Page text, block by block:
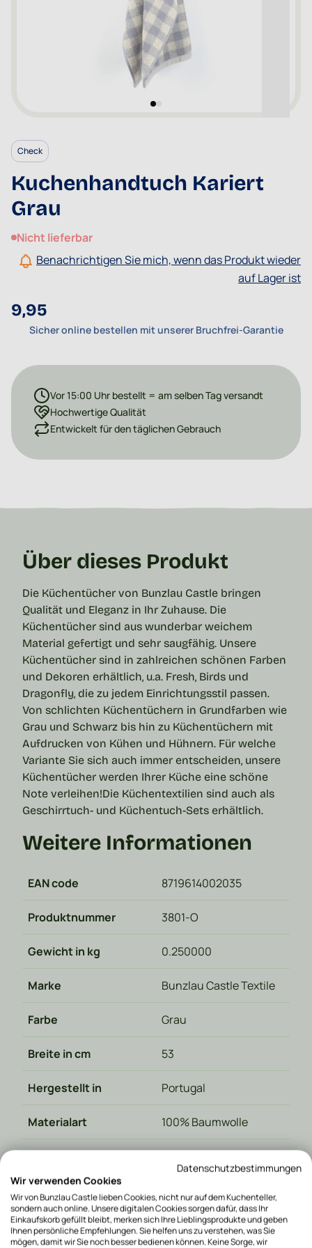
Check
Kuchenhandtuch Kariert
Grau
Nicht lieferbar
Benachrichtigen Sie mich, wenn das Produkt wieder
auf Lager ist
9,95
Sicher online bestellen mit unserer Bruchfrei-Garantie
Vor 15:00 Uhr bestellt = am selben Tag versandt
Hochwertige Qualität
Entwickelt für den täglichen Gebrauch
Über dieses Produkt
Die Küchentücher von Bunzlau Castle bringen
Qualität und Eleganz in Ihr Zuhause. Die
Küchentücher sind aus wunderbar weichem
Material gefertigt und sehr saugfähig. Unsere
Küchentücher sind in zahlreichen schönen Farben
und Dekoren erhältlich, u.a. Fresh, Birds und
Dragonfly, die zu jedem Einrichtungsstil passen.
Von schlichten Küchentüchern in Grundfarben wie
Grau und Schwarz bis hin zu Küchentüchern mit
Aufdrucken von Kühen und Hühnern. Für welche
Variante Sie sich auch immer entscheiden, unsere
Küchentücher werden Ihrer Küche eine schöne
Note verleihen!Die Küchentextilien sind auch als
Geschirrtuch- und Küchentuch-Sets erhältlich.
Weitere Informationen
EAN code 8719614002035
Produktnummer 3801-O
Gewicht in kg 0.250000
Marke Bunzlau Castle Textile
Farbe Grau
Breite in cm 53
Hergestellt in Portugal
Materialart 100% Baumwolle
Waschanleitung Waschen bei 40 Grad
Collection Check
Höhe in cm 60
Datenschutzbestimmungen
Wir verwenden Cookies
Wir von Bunzlau Castle lieben Cookies, nicht nur auf dem Kuchenteller,
sondern auch online. Unsere digitalen Cookies sorgen dafür, dass Ihr
Einkaufskorb gefüllt bleibt, merken sich Ihre Lieblingsprodukte und geben
Ihnen persönliche Empfehlungen. Sie helfen uns zu verstehen, was Sie
mögen, damit wir Sie noch besser bedienen können. Keine Sorge, wir